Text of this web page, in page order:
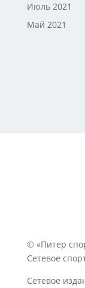
Июль 2021
Май 2021
© «Питер
Сетевое
Сетевое